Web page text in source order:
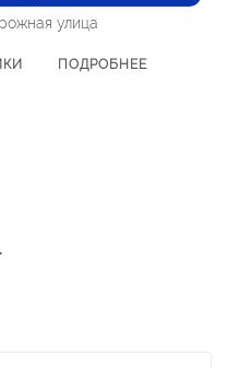
улица
ПОДРОБНЕЕ